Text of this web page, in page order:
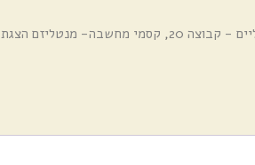
- קבוצה 20 , קסמי מחשבה- מנטליזם הצגת